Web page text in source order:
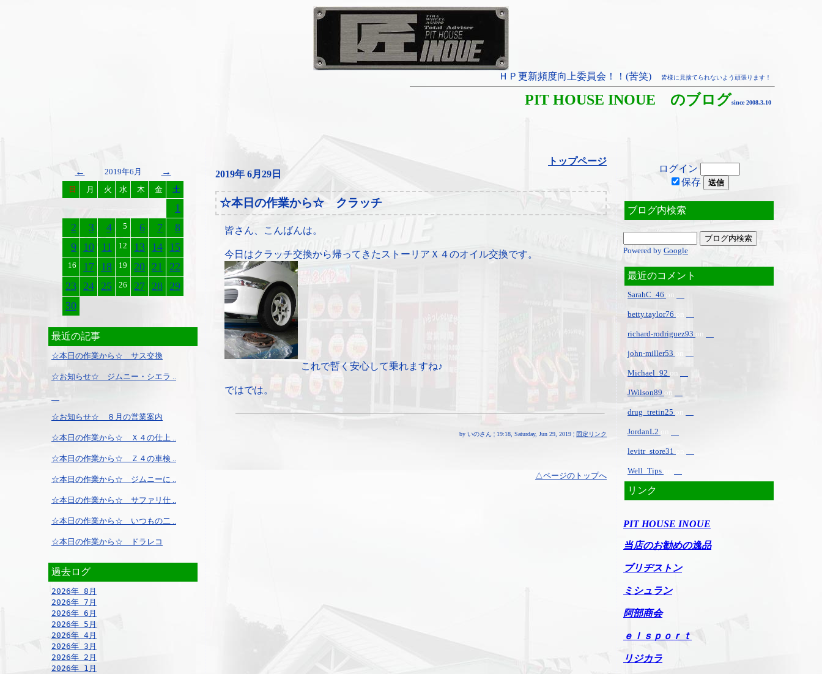
ＨＰ更新頻度向上委員会！！(苦笑) 皆様に見捨てられないよう頑張ります！
PIT HOUSE INOUE のブログsince 2008.3.10
← 2019年6月 →
日 月 火 水 木 金 土
1
2
3 4 5 6 7
8
9 10 11 12 13 14 15
16 17 18 19 20 21 22
23 24 25 26 27 28 29
30
最近の記事
☆本日の作業から☆ サス交換
☆お知らせ☆ ジムニー・シエラ ..
☆お知らせ☆ ８月の営業案内
☆本日の作業から☆ Ｘ４の仕上 ..
☆本日の作業から☆ Ｚ４の車検 ..
☆本日の作業から☆ ジムニーに ..
☆本日の作業から☆ サファリ仕 ..
☆本日の作業から☆ いつもの二 ..
☆本日の作業から☆ ドラレコ
過去ログ
2026年 8月
2026年 7月
2026年 6月
2026年 5月
2026年 4月
2026年 3月
2026年 2月
2026年 1月
トップページ
2019年 6月29日
☆本日の作業から☆ クラッチ
皆さん、こんばんは。
今日はクラッチ交換から帰ってきたストーリアＸ４のオイル交換です。
これで暫く安心して乗れますね♪
ではでは。
by いのさん ¦ 19:18, Saturday, Jun 29, 2019 ¦ 固定リンク
△ページのトップへ
ログイン
保存
ブログ内検索
Powered by Google
最近のコメント
SarahC_46 on
betty.taylor76
richard-rodriguez93 on
john-miller53
Michael_92 on
JWilson89 on
drug_tretin25 on
JordanL2
levitr_store31
Well_Tips
リンク
PIT HOUSE INOUE
当店のお勧めの逸品
ブリヂストン
ミシュラン
阿部商会
ｅｌｓｐｏｒｔ
リジカラ